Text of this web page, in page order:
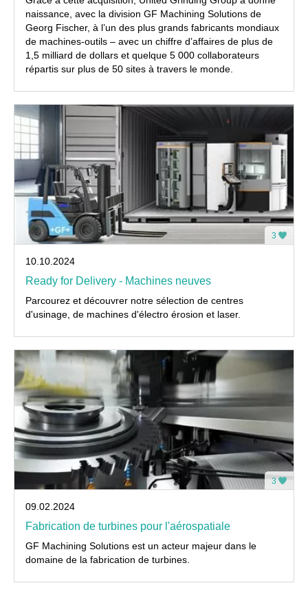
naissance, avec la division GF Machining Solutions de
Georg Fischer, à l’un des plus grands fabricants mondiaux
de machines-outils – avec un chiffre d’affaires de plus de
1,5 milliard de dollars et quelque 5 000 collaborateurs
répartis sur plus de 50 sites à travers le monde.
3
10.10.2024
Ready for Delivery - Machines neuves
Parcourez et découvrer notre sélection de centres
d'usinage, de machines d'électro érosion et laser.
3
09.02.2024
Fabrication de turbines pour l'aérospatiale
GF Machining Solutions est un acteur majeur dans le
domaine de la fabrication de turbines.